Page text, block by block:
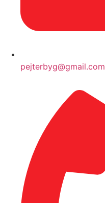
pejterbyg@gmail.com